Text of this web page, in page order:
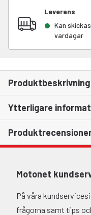
Leverans
Kan
vardagar
Produktbeskrivning
Ytterligare
Motonet
På våra
frågorna samt tips